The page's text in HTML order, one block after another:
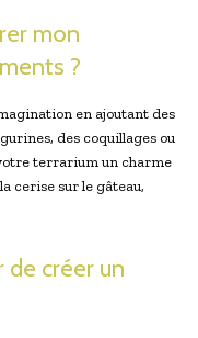
mon
?
en ajoutant des
des coquillages ou
terrarium un charme
cerise sur le gâteau,
de créer un